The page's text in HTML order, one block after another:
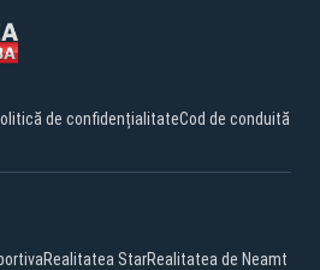
de confidențialitateCod de conduită
Realitatea StarRealitatea de Neamt